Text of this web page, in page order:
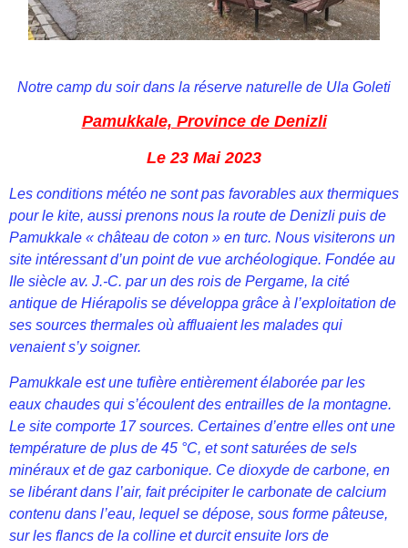
Notre camp du soir dans la réserve naturelle de Ula Goleti
Pamukkale, Province de Denizli
Le 23 Mai 2023
Les conditions météo ne sont pas favorables aux thermiques
pour le kite, aussi prenons nous la route de Denizli puis de
Pamukkale « château de coton » en turc. Nous visiterons un
site intéressant d’un point de vue archéologique. Fondée au
IIe siècle av. J.-C. par un des rois de Pergame, la cité
antique de Hiérapolis se développa grâce à l’exploitation de
ses sources thermales où affluaient les malades qui
venaient s’y soigner.
Pamukkale est une tufière entièrement élaborée par les
eaux chaudes qui s’écoulent des entrailles de la montagne.
Le site comporte 17 sources. Certaines d’entre elles ont une
température de plus de 45 °C, et sont saturées de sels
minéraux et de gaz carbonique. Ce dioxyde de carbone, en
se libérant dans l’air, fait précipiter le carbonate de calcium
contenu dans l’eau, lequel se dépose, sous forme pâteuse,
sur les flancs de la colline et durcit ensuite lors de